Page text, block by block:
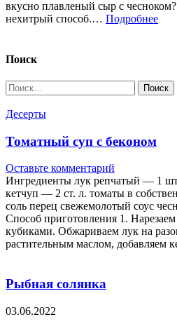
вкусно плавленый сыр с
нехитрый способ.… Подробнее
Поиск
Найти:
Десерты
Томатный суп с беконом
Оставьте комментарий
Ингредиенты лук репчатый — 1
кетчуп — 2 ст. л. томаты в
соль перец свежемолотый соус
Способ приготовления 1.
кубиками. Обжариваем лук на
растительным маслом, добавляем
Рыбная солянка
03.06.2022